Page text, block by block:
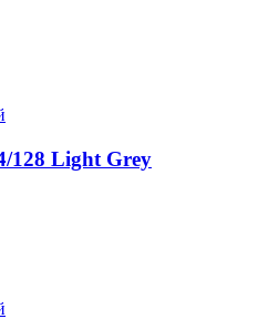
128 Light Grey